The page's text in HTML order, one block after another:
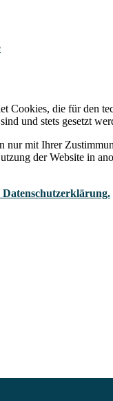
Cookies, die für den
und stets gesetzt
nur mit Ihrer
der Website in